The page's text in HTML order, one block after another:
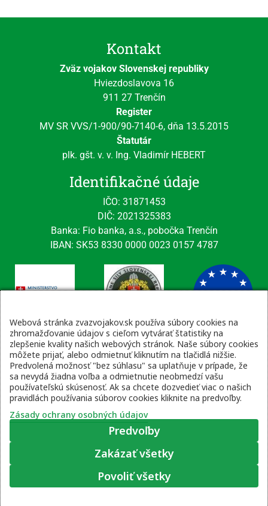
Kontakt
Zväz vojakov Slovenskej republiky
Hviezdoslavova 16
911 27 Trenčín
Register
MV SR VVS/1-900/90-7140-6, dňa 13.5.2015
Štatutár
plk. gšt. v. v. Ing. Vladimír HEBERT
Identifikačné údaje
IČO: 31871453
DIČ: 2021325383
Banka: Fio banka, a.s., pobočka Trenčín
IBAN: SK53 8330 0000 0023 0157 4787
Kontaktné údaje
email: tajomnik@zvsr.sk
telefón: 0908535335
vojenská linka: 0960 333 818
Zásady ochrany osobných údajov
© 2022 – 2026 Zväz vojakov SR, web stránku pripravil
Webová stránka zvazvojakov.sk používa súbory cookies na
zhromažďovanie údajov s cieľom vytvárať štatistiky na
zlepšenie kvality našich webových stránok. Naše súbory cookies
môžete prijať, alebo odmietnuť kliknutím na tlačidlá nižšie.
Predvolená možnosť "bez súhlasu" sa uplatňuje v prípade, že
sa nevydá žiadna voľba a odmietnutie neobmedzí vašu
používateľskú skúsenosť. Ak sa chcete dozvedieť viac o našich
pravidlách používania súborov cookies kliknite na predvoľby.
Zásady ochrany osobných údajov
Predvoľby
Zakázať všetky
Povoliť všetky